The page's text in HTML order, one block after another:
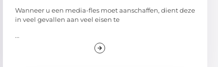
Wanneer u een media-fles moet aanschaffen, dient deze
in veel gevallen aan veel eisen te
...